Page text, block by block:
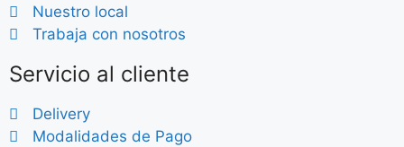
Nuestro local
Trabaja con nosotros
Servicio al cliente
Delivery
Modalidades de Pago